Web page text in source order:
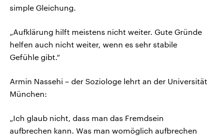
simple Gleichung.
„Aufklärung hilft meistens nicht weiter. Gute Gründe
helfen auch nicht weiter, wenn es sehr stabile
Gefühle gibt.“
Armin Nassehi – der Soziologe lehrt an der Universität
München:
„Ich glaub nicht, dass man das Fremdsein
aufbrechen kann. Was man womöglich aufbrechen